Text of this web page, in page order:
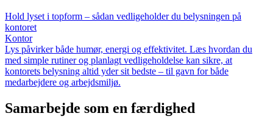
Hold lyset i topform – sådan vedligeholder du belysningen på
kontoret
Kontor
Lys påvirker både humør, energi og effektivitet. Læs hvordan du
med simple rutiner og planlagt vedligeholdelse kan sikre, at
kontorets belysning altid yder sit bedste – til gavn for både
medarbejdere og arbejdsmiljø.
Samarbejde som en færdighed